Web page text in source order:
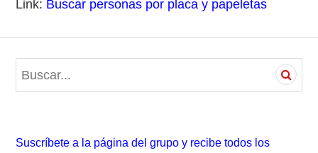
Link: Buscar personas por placa y papeletas
e
Suscríbete a la página del grupo y recibe todos los